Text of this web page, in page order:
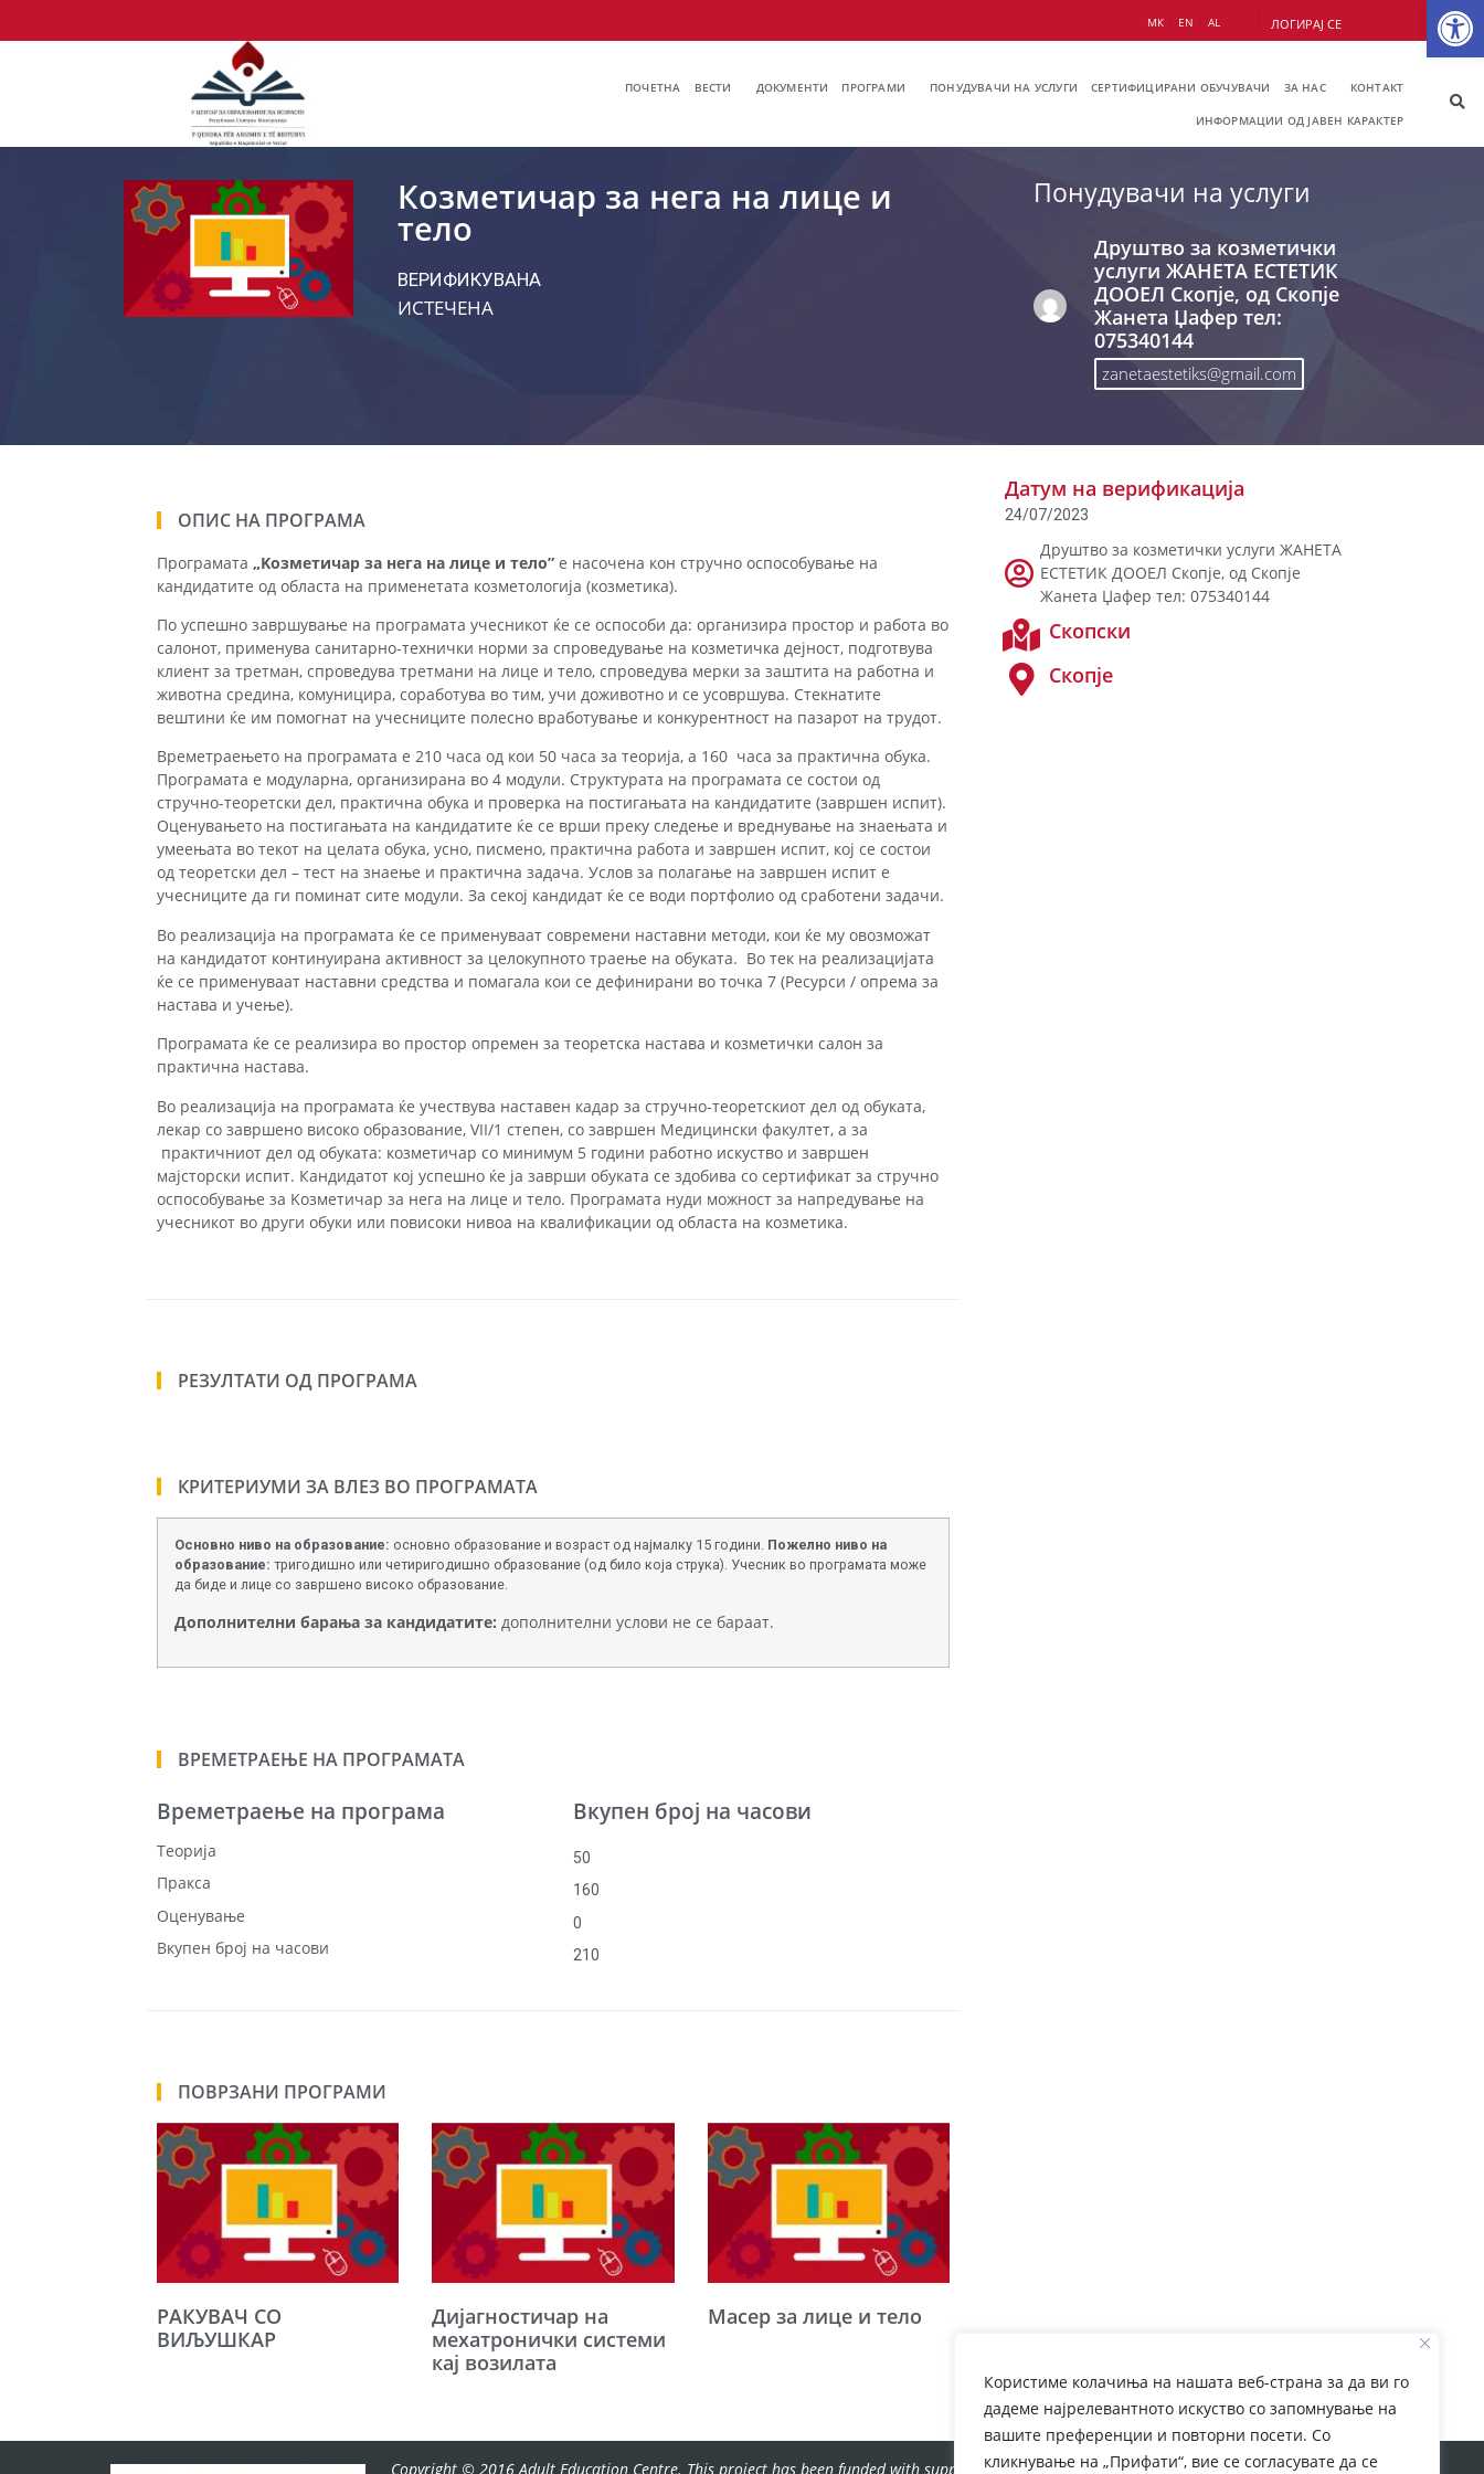
Користиме колачиња на нашата веб-страна за да ви го
дадеме најрелевантното искуство со запомнување на
вашите преференции и повторни посети. Со
кликнување на „Прифати“, вие се согласувате да се
МК EN AL ЛОГИРАЈ СЕ
ПОЧЕТНА ВЕСТИ ДОКУМЕНТИ ПРОГРАМИ ПОНУДУВАЧИ НА УСЛУГИ СЕРТИФИЦИРАНИ ОБУЧУВАЧИ ЗА НАС КОНТАКТ
ИНФОРМАЦИИ ОД ЈАВЕН КАРАКТЕР
Козметичар за нега на лице и
тело
ВЕРИФИКУВАНА
ИСТЕЧЕНА
Понудувачи на услуги
Друштво за козметички
услуги ЖАНЕТА ЕСТЕТИК
ДООЕЛ Скопје, од Скопје
Жанета Џафер тел:
075340144
zanetaestetiks@gmail.com
ОПИС НА ПРОГРАМА
Програмата „Kозметичар за нега на лице и тело” е насочена кон стручно оспособување на
кандидатите од областа на применетата козметологија (козметика).
По успешно завршување на програмата учесникот ќе се оспособи да: организира простор и работа во
салонот, применува санитарно-технички норми за спроведување на козметичка дејност, подготвува
клиент за третман, спроведува третмани на лице и тело, спроведува мерки за заштита на работна и
животна средина, комуницира, соработува во тим, учи доживотно и се усовршува. Стекнатите
вештини ќе им помогнат на учесниците полесно вработување и конкурентност на пазарот на трудот.
Времетраењето на програмата е 210 часа од кои 50 часа за теорија, а 160 часа за практична обука.
Програмата е модуларна, организирана во 4 модули. Структурата на програмата се состои од
стручно-теоретски дел, практична обука и проверка на постигањата на кандидатите (завршен испит).
Оценувањето на постигањата на кандидатите ќе се врши преку следење и вреднување на знаењата и
умеењата во текот на целата обука, усно, писмено, практична работа и завршен испит, кој се состои
од теоретски дел – тест на знаење и практична задача. Услов за полагање на завршен испит е
учесниците да ги поминат сите модули. За секој кандидат ќе се води портфолио од сработени задачи.
Во реализација на програмата ќе се применуваат современи наставни методи, кои ќе му овозможат
на кандидатот континуирана активност за целокупното траење на обуката. Во тек на реализацијата
ќе се применуваат наставни средства и помагала кои се дефинирани во точка 7 (Ресурси / опрема за
настава и учење).
Програмата ќе се реализира во простор опремен за теоретска настава и козметички салон за
практична настава.
Во реализација на програмата ќе учествува наставен кадар за стручно-теоретскиот дел од обуката,
лекар со завршено високо образование, VII/1 степен, со завршен Медицински факултет, а за
практичниот дел од обуката: козметичар со минимум 5 години работно искуство и завршен
мајсторски испит. Кандидатот кој успешно ќе ја заврши обуката се здобива со сертификат за стручно
оспособување за Kозметичар за нега на лице и тело. Програмата нуди можност за напредување на
учесникот во други обуки или повисоки нивоа на квалификации од областа на козметика.
РЕЗУЛТАТИ ОД ПРОГРАМА
КРИТЕРИУМИ ЗА ВЛЕЗ ВО ПРОГРАМАТА
Основно ниво на образование: основно образование и возраст од најмалку 15 години. Пожелно ниво на
образование: тригодишно или четиригодишно образование (од било која струка). Учесник во програмата може
да биде и лице со завршено високо образование.
Дополнителни барања за кандидатите: дополнителни услови не се бараат.
ВРЕМЕТРАЕЊЕ НА ПРОГРАМАТА
Времетраење на програма
Теорија
Вкупен број на часови
50
Пракса 160
Оценување 0
Вкупен број на часови 210
ПОВРЗАНИ ПРОГРАМИ
РАКУВАЧ СО
ВИЉУШКАР
Дијагностичар на
мехатронички системи
кај возилата
Масер за лице и тело
Датум на верификација
24/07/2023
Друштво за козметички услуги ЖАНЕТА
ЕСТЕТИК ДООЕЛ Скопје, од Скопје
Жанета Џафер тел: 075340144
Скопски
Скопје
Copyright © 2016 Adult Education Centre. This project has been funded with support from European Commission. This web site reflects the